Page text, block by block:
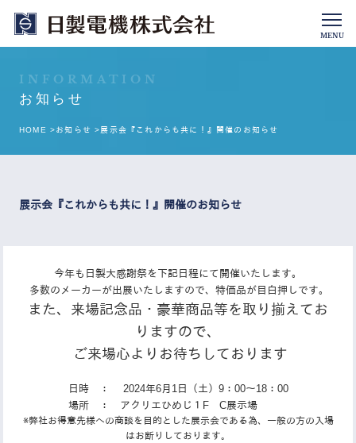
MENU
INFORMATION
お知らせ
HOME >お知らせ >展示会『これからも共に！』開催のお知らせ
展示会『これからも共に！』開催のお知らせ
今年も日製大感謝祭を下記日程にて開催いたします。
多数のメーカーが出展いたしますので、特価品が目白押しです。
また、来場記念品・豪華商品等を取り揃えてお
りますので、
ご来場心よりお待ちしております
日時 ： 2024年6月1日（土）9：00～18：00
場所 ： アクリエひめじ１F C展示場
※弊社お得意先様への商談を目的とした展示会である為、一般の方の入場
はお断りしております。